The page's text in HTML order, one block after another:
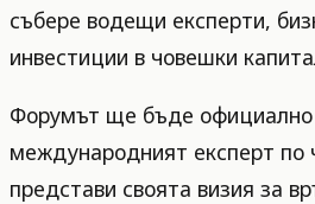
събере водещи експерти,
инвестиции в човешки
Форумът ще бъде официално
международният експерт по
представи своята визия за